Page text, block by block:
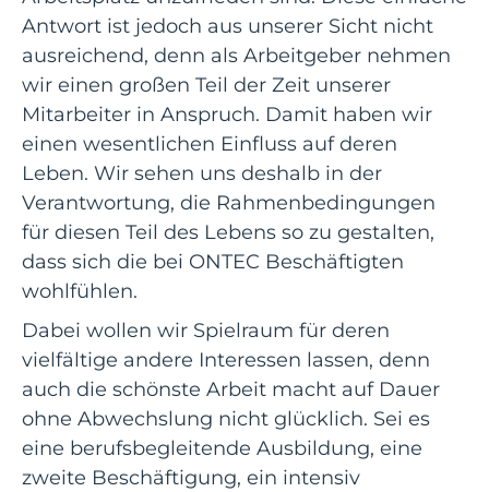
Antwort ist jedoch aus unserer Sicht nicht
ausreichend, denn als Arbeitgeber nehmen
wir einen großen Teil der Zeit unserer
Mitarbeiter in Anspruch. Damit haben wir
einen wesentlichen Einfluss auf deren
Leben. Wir sehen uns deshalb in der
Verantwortung, die Rahmenbedingungen
für diesen Teil des Lebens so zu gestalten,
dass sich die bei ONTEC Beschäftigten
wohlfühlen.
Dabei wollen wir Spielraum für deren
vielfältige andere Interessen lassen, denn
auch die schönste Arbeit macht auf Dauer
ohne Abwechslung nicht glücklich. Sei es
eine berufsbegleitende Ausbildung, eine
zweite Beschäftigung, ein intensiv